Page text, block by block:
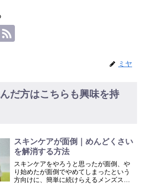
ミヤ
だ方はこちらも興味を持
スキンケアが面倒｜めんどくさい
を解消する方法
スキンケアをやろうと思ったが面倒、や
り始めたが面倒でやめてしまったという
方向けに、簡単に続けらえるメンズスキ